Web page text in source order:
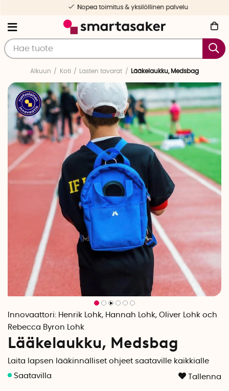
Nopea toimitus & yksilöllinen palvelu
Alkuun Koti Lasten tavarat Lääkelaukku, Medsbag
Innovaattori: Henrik Lohk, Hannah Lohk, Oliver Lohk och
Rebecca Byron Lohk
Lääkelaukku, Medsbag
Laita lapsen lääkinnälliset ohjeet saataville kaikkialle
Tallenna